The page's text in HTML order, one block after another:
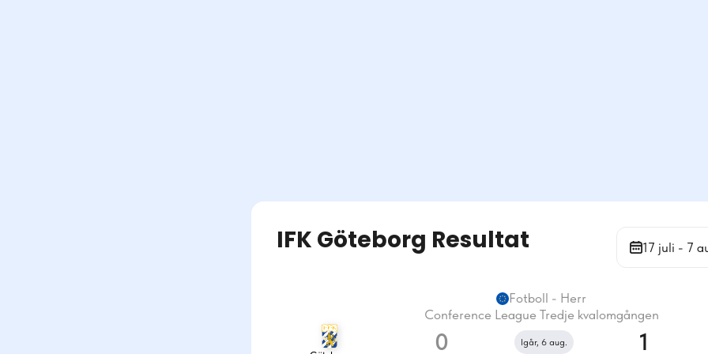
IFK Göteborg Resultat 17 juli - 7
Fotboll - Herr
Conference League Tredje kvalomgången
0 Igår, 6 aug. 1